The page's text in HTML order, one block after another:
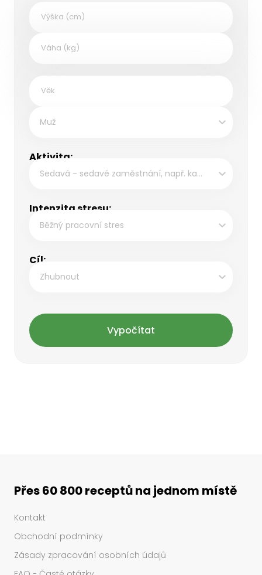
Muž
Aktivita:
Sedavá - sedavé zaměstnání, např. kancelářské práce
Intenzita stresu:
Běžný pracovní stres
Cíl:
Zhubnout
Vypočítat
Přes 60 800 receptů na jednom místě
Kontakt
Obchodní podmínky
Zásady zpracování osobních údajů